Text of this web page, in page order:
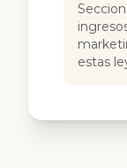
estas